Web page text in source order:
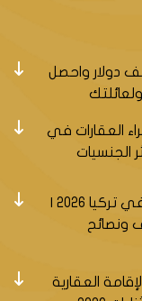
السكنية
والشقق في
والاقتصادية،
متعددة للمشترين
على أهم أنماط
وأسعارها.
اسكودار في
من المميزات
يبحثون عن
عقارًا بقيمة 400 ألف دولار واحصل
العقارات في
2026 | أكثر الجنسيات
ونصائح
العقارية